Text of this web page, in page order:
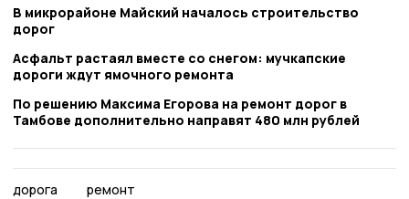
В микрорайоне Майский началось строительство
дорог
Асфальт растаял вместе со снегом: мучкапские
дороги ждут ямочного ремонта
По решению Максима Егорова на ремонт дорог в
Тамбове дополнительно направят 480 млн рублей
дорога ремонт